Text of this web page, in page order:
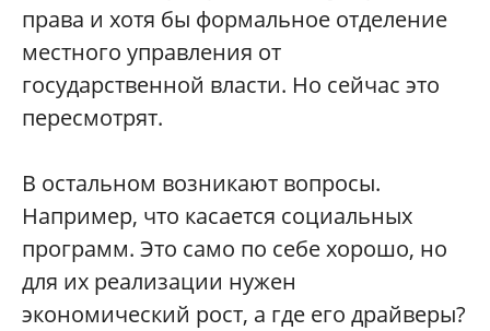
права и хотя бы формальное отделение
местного управления от
государственной власти. Но сейчас это
пересмотрят.
В остальном возникают вопросы.
Например, что касается социальных
программ. Это само по себе хорошо, но
для их реализации нужен
экономический рост, а где его драйверы?